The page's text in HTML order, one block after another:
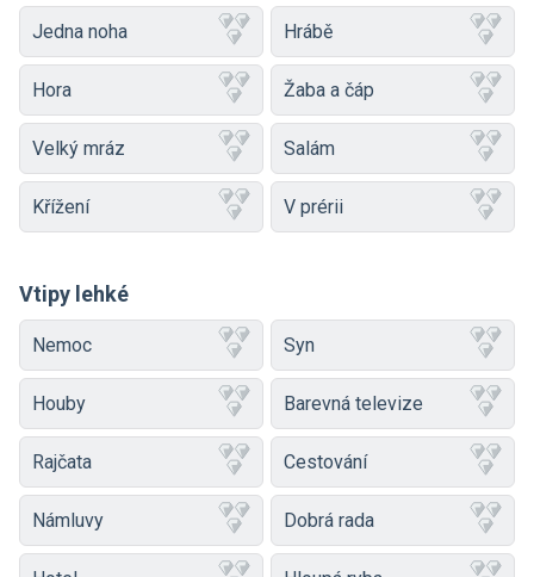
Jedna noha Hrábě
Hora Žaba a čáp
Velký mráz Salám
Křížení V prérii
Vtipy lehké
Nemoc Syn
Houby Barevná televize
Rajčata Cestování
Námluvy Dobrá rada